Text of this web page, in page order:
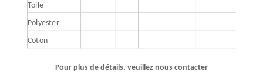
Toile
Polyester
Coton
Pour plus de détails, veuillez nous contacter